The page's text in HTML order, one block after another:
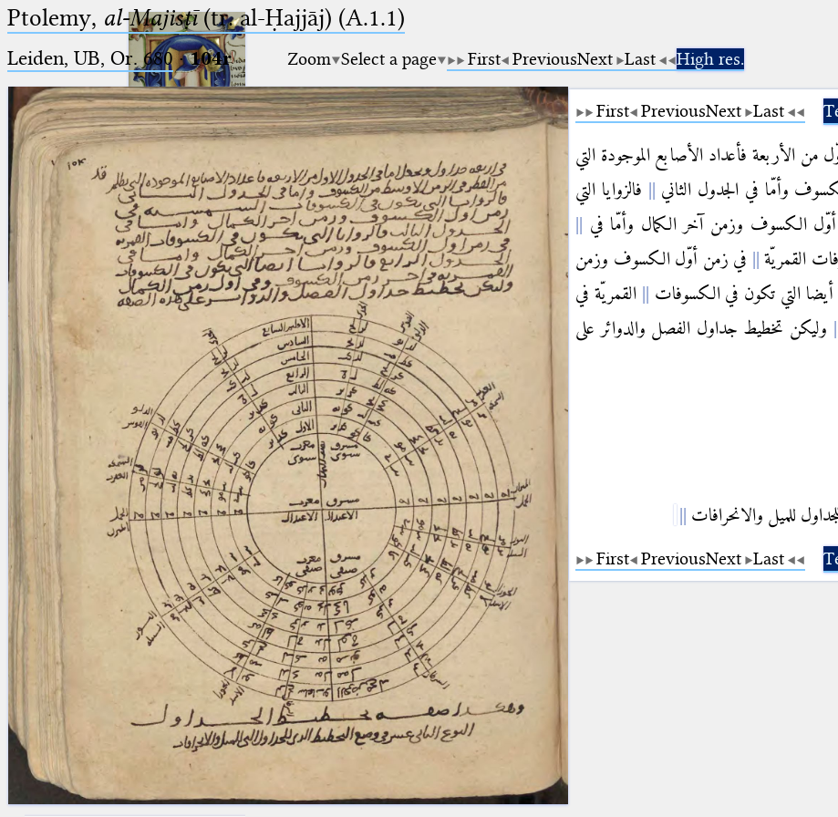
Ptolemaeus
Arabus et Latinus
(the underscore) is the placeholder
for exactly one character.
(the percent sign) is the
placeholder for no, one or more
than one character.
%%
(two percent signs) is the
placeholder for no, one or more
than one character, but not for
blank space (so that a search ends
at word boundaries).
🔎︎
Start
Project
Team
News
Jobs
Publications
Conference
Arabic Works
Arabic Manuscripts
Latin Works
Latin Manuscripts
Latin Early Prints
Images
Texts
betaGlossary
Resources
Ptolemy, al-Majisṭī(tr. al-Ḥajjāj) (A.1.1)
Leiden, UB, Or. 680·104r Zoom Select a page First PreviousNext Last High res.
First PreviousNext Last
الأربعة فأعداد الأصابع الموجودة التي
وأمّا في الجدول الثاني
فالزوايا التي
الكسوف وزمن آخر الكمال وأمّا في
القمريّة
في زمن أوّل الكسوف وزمن
أيضا التي تكون في الكسوفات
القمريّة في
وليكن تخطيط جداول الفصل والدوائر على
للميل والانحرافات
First PreviousNext Last